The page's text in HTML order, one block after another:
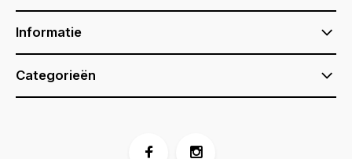
Informatie
Categorieën